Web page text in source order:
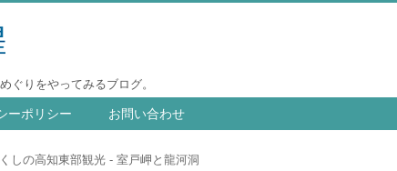
ぐりをやってみるブログ。
ーポリシー お問い合わせ
しの高知東部観光 - 室戸岬と龍河洞